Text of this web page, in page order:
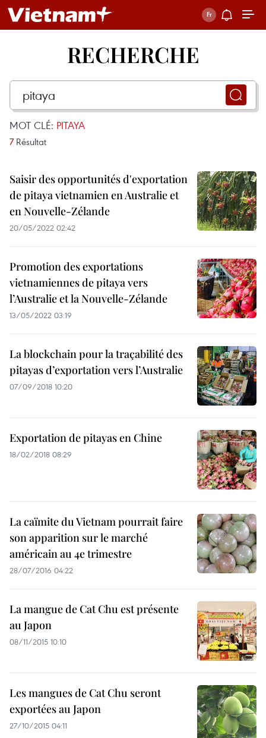
RECHERCHE
MOT CLÉ: PITAYA
7 Résultat
Saisir des opportunités d'exportation
de pitaya vietnamien en Australie et
en Nouvelle-Zélande
20/05/2022 02:42
Promotion des exportations
vietnamiennes de pitaya vers
l’Australie et la Nouvelle-Zélande
13/05/2022 03:19
La blockchain pour la traçabilité des
pitayas d’exportation vers l’Australie
07/09/2018 10:20
Exportation de pitayas en Chine
18/02/2018 08:29
La caïmite du Vietnam pourrait faire
son apparition sur le marché
américain au 4e trimestre
28/07/2016 04:22
La mangue de Cat Chu est présente
au Japon
08/11/2015 10:10
Les mangues de Cat Chu seront
exportées au Japon
27/10/2015 04:11